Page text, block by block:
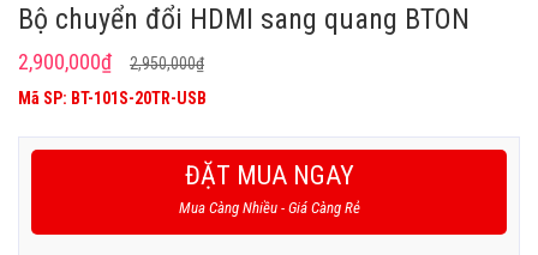
Bộ chuyển đổi HDMI sang quang BTON
2,950,000₫Giá
gốc
2,950,000₫.
2,900,000₫
Giá
hiện
là:
2,900,000₫.
Mã SP: BT-101S-20TR-USB
ĐẶT MUA NGAY
Mua Càng Nhiều - Giá Càng Rẻ